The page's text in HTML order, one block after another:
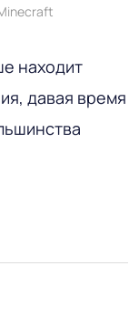
находит
давая время